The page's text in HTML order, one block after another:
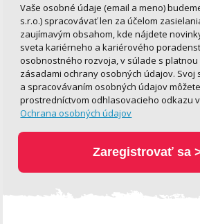
Vaše osobné údaje (email a meno)
s.r.o.) spracovávať len za účelom
zaujímavým obsahom, kde nájdete
sveta kariérneho a kariérového
osobnostného rozvoja, v súlade s platnou
zásadami ochrany osobných údajov. Svoj
a spracovávaním osobných údajov
prostredníctvom odhlasovacieho odkazu
Ochrana osobných údajov
Zaregistrovať sa